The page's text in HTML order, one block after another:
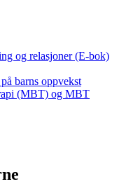
og relasjoner (E-bok)
barns oppvekst
(MBT) og MBT